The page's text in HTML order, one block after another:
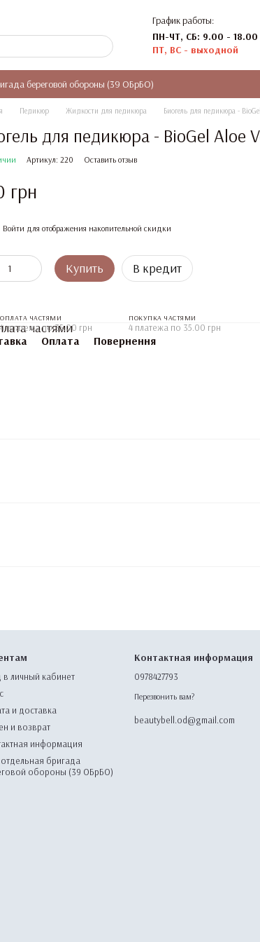
График работы:
ПН-ЧТ, СБ: 9.00 - 18.00
ПТ, ВС - выходной
береговой обороны (39 ОБрБО)
Педикюр Жидкости для педикюра Биогель для педикюра -
для педикюра - BioGel Aloe
Артикул: 220 Оставить отзыв
грн
Войти для отображения накопительной скидки
Купить В кредит
ОПЛАТА ЧАСТЯМИ
4 платежа по 35.00 грн
ПОКУПКА ЧАСТЯМИ
4 платежа по 35.00 грн
Оплата Повернення
в личный кабинет
и доставка
и возврат
информация
бригада
обороны (39 ОБрБО)
Контактная информация
0978427793
Перезвонить вам?
beautybell.od@gmail.com